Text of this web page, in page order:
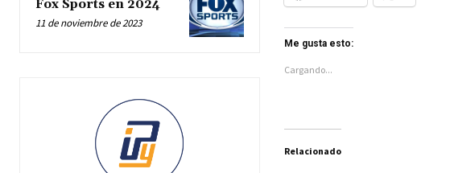
Fox Sports en 2024
11 de noviembre de 2023
Me gusta esto:
Cargando...
Relacionado